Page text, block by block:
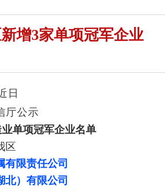
增3家单项冠军企业
日
厅公示
单项冠军企业名单
区
有限责任公司
北）有限公司